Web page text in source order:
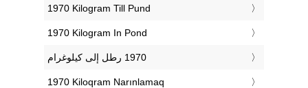
‎1970 Kilogram Till Pund
‎1970 Kilogram In Pond
‎1970 Kiloqram Narınlamaq